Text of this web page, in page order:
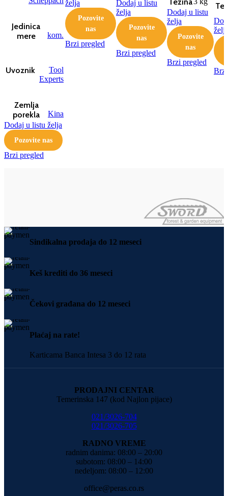
Jedinica
mere
kom.
Uvoznik
Tool
Experts
Zemlja
porekla
Kina
Dodaj u listu želja
Pozovite nas
Brzi pregled
želja
Pozovite
nas
Brzi pregled
Dodaj u listu
želja
Pozovite
nas
Brzi pregled
Dodaj u listu
želja
Pozovite
nas
Brzi pregled
želja
Sindikalna prodaja do 12 meseci
Keš krediti do 36 meseci
Čekovi građana do 12 meseci
Plaćaj na rate!
Karticama Banca Intesa 3 do 12 rata
PRODAJNI CENTAR
Temerinska 147 (kod Najlon pijace)
021/3026-704
021/3026-705
RADNO VREME
radnim danima: 08:00 – 20:00
subotom: 08:00 – 14:00
nedeljom: 08:00 – 12:00
office@peras.co.rs